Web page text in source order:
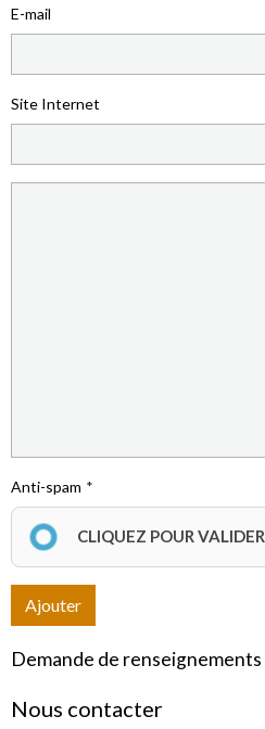
E-mail
Site Internet
Anti-spam
CLIQUEZ POUR VALIDER
Ajouter
Demande de renseignements
Nous contacter